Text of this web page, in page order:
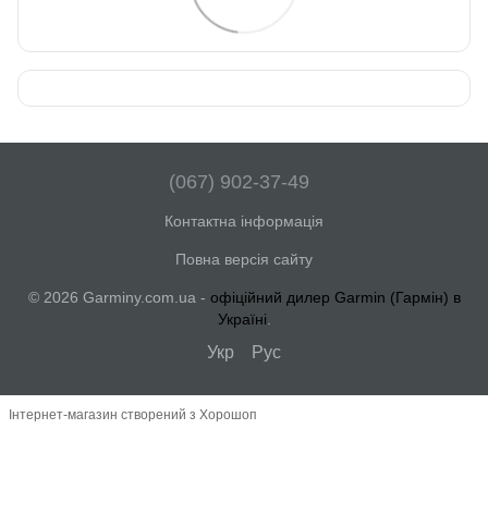
(067) 902-37-49
Контактна інформація
Повна версія сайту
© 2026 Garminy.com.ua - офіційний дилер Garmin (Гармін) в
Україні
Укр Рус
Інтернет-магазин створений з Хорошоп